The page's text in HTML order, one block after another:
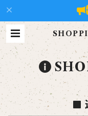
アンブ